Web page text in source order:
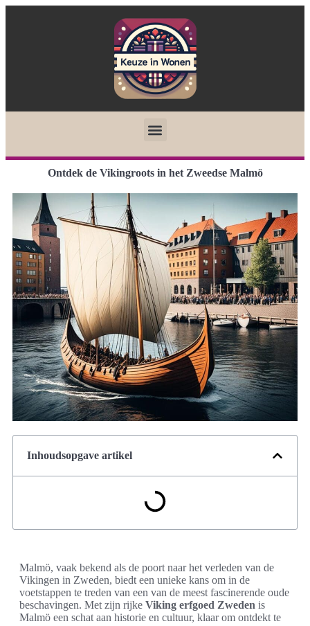
Ontdek de Vikingroots in het Zweedse Malmö
Inhoudsopgave artikel
Malmö, vaak bekend als de poort naar het verleden van de
Vikingen in Zweden, biedt een unieke kans om in de
voetstappen te treden van een van de meest fascinerende oude
beschavingen. Met zijn rijke Viking erfgoed Zweden is
Malmö een schat aan historie en cultuur, klaar om ontdekt te